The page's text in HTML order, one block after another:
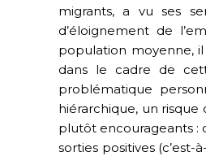
migrants, a vu ses
d’éloignement de
population moyenne, il
dans le cadre de
problématique
hiérarchique, un
plutôt encourageants :
sorties positives